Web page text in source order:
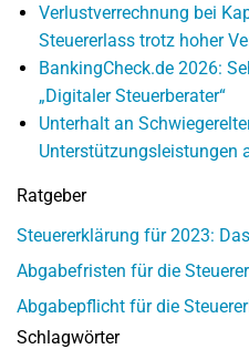
Verlustverrechnung bei
Steuererlass trotz hoher
BankingCheck.de 2026:
„Digitaler Steuerberater“
Unterhalt an
Unterstützungsleistungen
Ratgeber
Steuererklärung für 2023:
Abgabefristen für die
Abgabepflicht für die
Schlagwörter